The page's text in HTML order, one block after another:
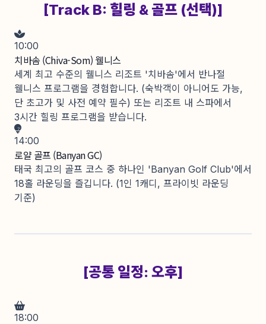
[Track B: 힐링 & 골프 (선택)]
10:00
치바솜 (Chiva-Som) 웰니스
세계 최고 수준의 웰니스 리조트 '치바솜'에서 반나절
웰니스 프로그램을 경험합니다. (숙박객이 아니어도 가능,
단 초고가 및 사전 예약 필수) 또는 리조트 내 스파에서
3시간 힐링 프로그램을 받습니다.
14:00
로얄 골프 (Banyan GC)
태국 최고의 골프 코스 중 하나인 'Banyan Golf Club'에서
18홀 라운딩을 즐깁니다. (1인 1캐디, 프라이빗 라운딩
기준)
[공통 일정: 오후]
18:00